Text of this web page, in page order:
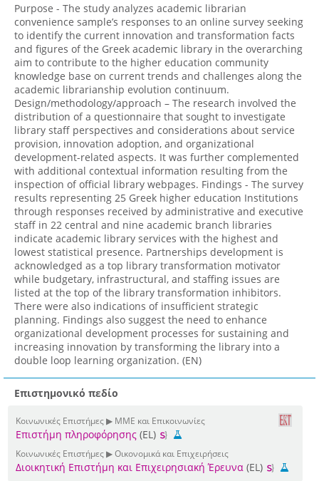
Purpose - The study analyzes academic librarian
convenience sample’s responses to an online survey seeking
to identify the current innovation and transformation facts
and figures of the Greek academic library in the overarching
aim to contribute to the higher education community
knowledge base on current trends and challenges along the
academic librarianship evolution continuum.
Design/methodology/approach – The research involved the
distribution of a questionnaire that sought to investigate
library staff perspectives and considerations about service
provision, innovation adoption, and organizational
development-related aspects. It was further complemented
with additional contextual information resulting from the
inspection of official library webpages. Findings - The survey
results representing 25 Greek higher education Institutions
through responses received by administrative and executive
staff in 22 central and nine academic branch libraries
indicate academic library services with the highest and
lowest statistical presence. Partnerships development is
acknowledged as a top library transformation motivator
while budgetary, infrastructural, and staffing issues are
listed at the top of the library transformation inhibitors.
There were also indications of insufficient strategic
planning. Findings also suggest the need to enhance
organizational development processes for sustaining and
increasing innovation by transforming the library into a
double loop learning organization. (EN)
Επιστημονικό πεδίο
Κοινωνικές Επιστήμες ▶ ΜΜΕ και Επικοινωνίες
Επιστήμη πληροφόρησης (EL)
Κοινωνικές Επιστήμες ▶ Οικονομικά και Επιχειρήσεις
Διοικητική Επιστήμη και Επιχειρησιακή Έρευνα (EL)